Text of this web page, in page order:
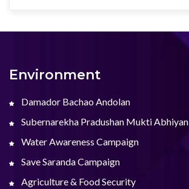
Environment
Damador Bachao Andolan
Subernarekha Pradushan Mukti Abhiyan
Water Awareness Campaign
Save Saranda Campaign
Agriculture & Food Security